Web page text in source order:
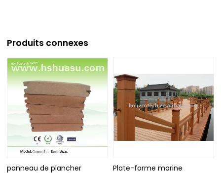
Produits connexes
panneau de plancher
Plate-forme marine